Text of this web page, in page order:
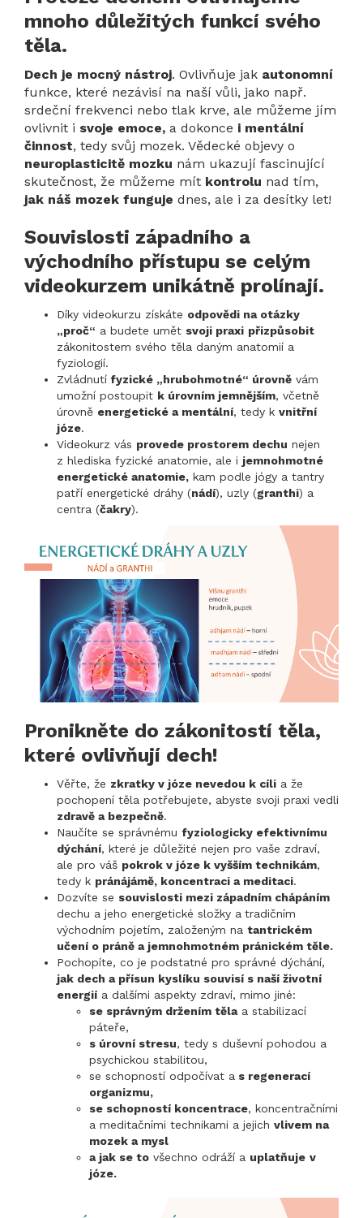
mnoho důležitých funkcí svého
těla.
Dech je mocný nástroj. Ovlivňuje jak autonomní
funkce, které nezávisí na naší vůli, jako např.
srdeční frekvenci nebo tlak krve, ale můžeme jím
ovlivnit i svoje emoce, a dokonce i mentální
činnost, tedy svůj mozek. Vědecké objevy o
neuroplasticitě mozku nám ukazují fascinující
skutečnost, že můžeme mít kontrolu nad tím,
jak náš mozek funguje dnes, ale i za desítky let!
Souvislosti západního a
východního přístupu se celým
videokurzem unikátně prolínají.
Díky videokurzu získáte odpovědi na otázky
„proč“ a budete umět svoji praxi přizpůsobit
zákonitostem svého těla daným anatomií a
fyziologií.
Zvládnutí fyzické „hrubohmotné“ úrovně vám
umožní postoupit k úrovním jemnějším, včetně
úrovně energetické a mentální, tedy k vnitřní
józe.
Videokurz vás provede prostorem dechu nejen
z hlediska fyzické anatomie, ale i jemnohmotné
energetické anatomie, kam podle jógy a tantry
patří energetické dráhy (nádí), uzly (granthi) a
centra (čakry).
Pronikněte do zákonitostí těla,
které ovlivňují dech!
Věřte, že zkratky v józe nevedou k cíli a že
pochopení těla potřebujete, abyste svoji praxi vedli
zdravě a bezpečně.
Naučíte se správnému fyziologicky efektivnímu
dýchání, které je důležité nejen pro vaše zdraví,
ale pro váš pokrok v józe k vyšším technikám,
tedy k pránájámě, koncentraci a meditaci.
Dozvíte se souvislosti mezi západním chápáním
dechu a jeho energetické složky a tradičním
východním pojetím, založeným na tantrickém
učení o práně a jemnohmotném pránickém těle.
Pochopíte, co je podstatné pro správné dýchání,
jak dech a přísun kyslíku souvisí s naší životní
energií a dalšími aspekty zdraví, mimo jiné:
se správným držením tělaa stabilizací
páteře,
s úrovní stresu, tedy s duševní pohodou a
psychickou stabilitou,
se schopností odpočívat a s regenerací
organizmu,
se schopností koncentrace, koncentračními
a meditačními technikami a jejich vlivem na
mozek a mysl
a jak se to všechno odráží a uplatňuje v
józe.